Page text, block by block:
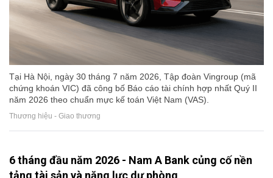
Tại Hà Nội, ngày 30 tháng 7 năm 2026, Tập đoàn Vingroup (mã
chứng khoán VIC) đã công bố Báo cáo tài chính hợp nhất Quý II
năm 2026 theo chuẩn mực kế toán Việt Nam (VAS).
Thương hiệu - Giao thương
6 tháng đầu năm 2026 - Nam A Bank củng cố nền
tảng tài sản và năng lực dự phòng